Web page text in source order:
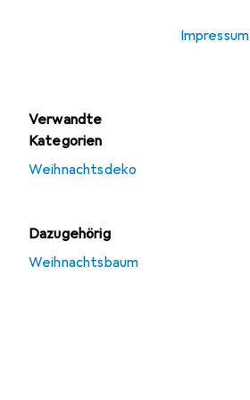
Impressum
Verwandte
Kategorien
Weihnachtsdeko
Dazugehörig
Weihnachtsbaum